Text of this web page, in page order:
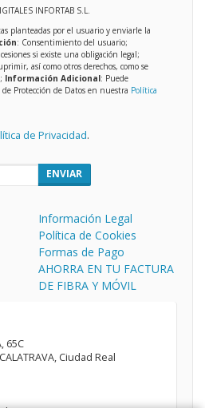
INFORTAB S.L.
planteadas por el usuario y enviarle la
: Consentimiento del usuario;
si existe una obligación legal;
así como otros derechos, como se
Información Adicional: Puede
Protección de Datos en nuestra Política
de Privacidad.
ENVIAR
Información Legal
Política de Cookies
Formas de Pago
AHORRA EN TU FACTURA
DE FIBRA Y MÓVIL
65C
, Ciudad Real